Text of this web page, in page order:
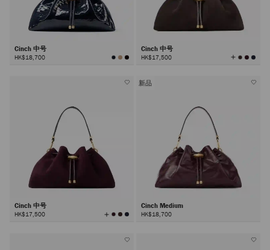
Cinch 中号
HK$18,700
Cinch 中号
HK$17,500 查
看
Cinch 中号
HK$17,500 查
看
新品
Cinch Medium
HK$18,700